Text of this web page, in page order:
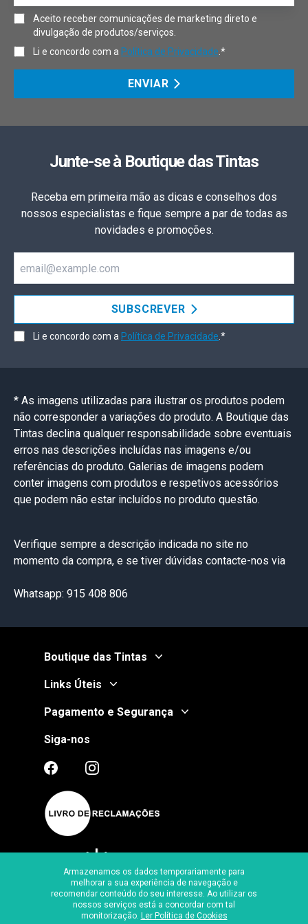
Aceito receber comunicações de marketing direto e
divulgação de produtos/serviços.
Li e concordo com a Política de Privacidade .*
ENVIAR
Junte-se à Boutique das Tintas
Receba em primeira mão as dicas e conselhos dos
nossos especialistas e fique sempre a par de todas as
novidades e promoções.
SUBSCREVER
Li e concordo com a Política de Privacidade .*
* As imagens utilizadas para ilustrar os produtos podem
não corresponder a variações do produto. A Boutique das
Tintas declina qualquer responsabilidade sobre eventuais
erros nas descrições incluídas nas imagens e/ou
referências do produto. Galerias de imagens podem
conter imagens com produtos e respetivos acessórios
que podem não estar incluídos no produto questão.
Verifique sempre a descrição indicada no site no
momento da compra, e se tiver dúvidas contacte-nos via
Whatsapp: 915 408 806
Armazenamos os dados temporariamente para
melhorar a sua experiência de navegação e
recomendar conteúdo do seu interesse. Ao utilizar os
nossos serviços está a concordar com tal
monitorização. Ler Política de Cookies
Boutique das Tintas
Links Úteis
Pagamento e Segurança
Siga-nos
Certificado de Segurança